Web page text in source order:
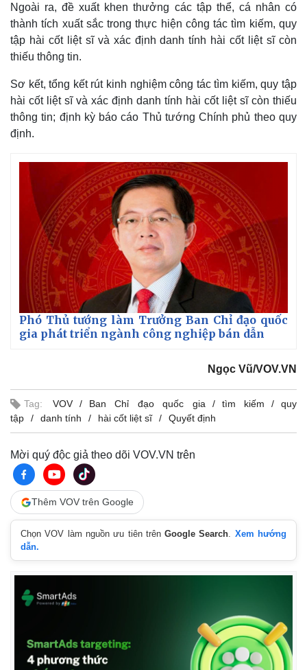
Kinh tế
Bất động sản
Khởi nghiệp
Thị trường
Giá vàng
Tiêu dùng
Tỷ giá
Giá cà phê
Ngoài ra, đề xuất khen thưởng các tập thể, cá nhân có
thành tích xuất sắc trong thực hiện công tác tìm kiếm, quy
tập hài cốt liệt sĩ và xác định danh tính hài cốt liệt sĩ còn
thiếu thông tin.
Sơ kết, tổng kết rút kinh nghiệm công tác tìm kiếm, quy tập
hài cốt liệt sĩ và xác định danh tính hài cốt liệt sĩ còn thiếu
thông tin; định kỳ báo cáo Thủ tướng Chính phủ theo quy
định.
Phó Thủ tướng làm Trưởng Ban Chỉ đạo quốc
gia phát triển ngành công nghiệp bán dẫn
Ngọc Vũ/VOV.VN
Tag: VOV Ban Chỉ đạo quốc gia tìm kiếm
quy
tập
danh tính hài cốt liệt sĩ Quyết định
Mời quý độc giả theo dõi VOV.VN trên
Thêm VOV trên Google
Chọn VOV làm nguồn ưu tiên trênGoogle Search. Xem hướng
dẫn.